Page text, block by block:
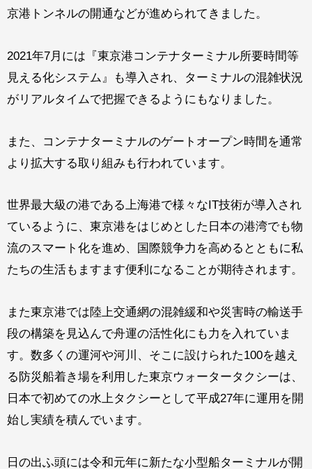
京港トンネルの開通などが進められてきました。
2021年7月には『東京港コンテナターミナル所要時間等
見える化システム』も導入され、ターミナルの混雑状況
がリアルタイムで把握できるようにもなりました。
また、コンテナターミナルのゲートオープン時間を通常
より拡大する取り組みも行われています。
世界最大級の港である上海港で様々なIT技術が導入され
ているように、東京港をはじめとした日本の港湾でも物
流のスマート化を進め、国際競争力を高めるとともに私
たちの生活もますます便利になることが期待されます。
また東京港では陸上交通網の混雑緩和や災害時の輸送手
段の構築を見込んで舟運の活性化にも力を入れていま
す。数多くの運河や河川、そこに設けられた100を越え
る防災船着き場を利用した東京ウォータータクシーは、
日本で初めての水上タクシーとして平成27年に運用を開
始し実績を積んでいます。
日の出ふ頭には令和元年に新たな小型船ターミナルが開